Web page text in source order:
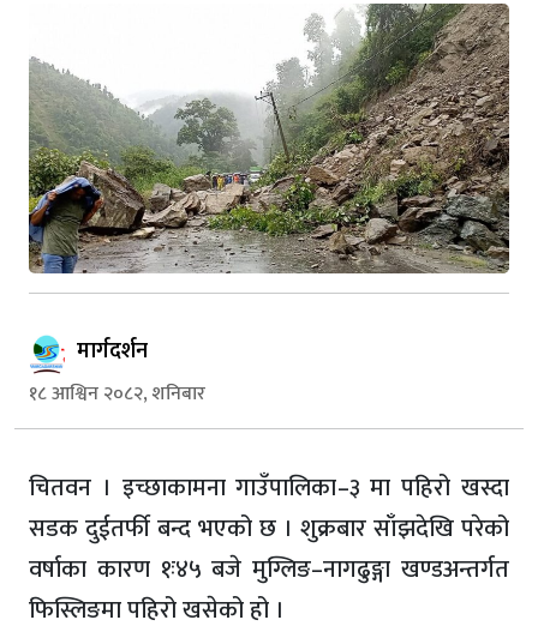
मार्गदर्शन
१८ आश्विन २०८२, शनिबार
चितवन । इच्छाकामना गाउँपालिका–३ मा पहिरो खस्दा
सडक दुईतर्फी बन्द भएको छ । शुक्रबार साँझदेखि परेको
वर्षाका कारण १ः४५ बजे मुग्लिङ–नागढुङ्गा खण्डअन्तर्गत
फिस्लिङमा पहिरो खसेको हो ।